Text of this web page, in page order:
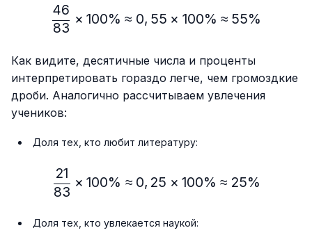
\frac{46}{83} × 100\%
83
46
× 100% ≈ 0, 55 × 100% ≈ 55%
Как видите, десятичные числа и проценты
интерпретировать гораздо легче, чем громоздкие
дроби. Аналогично рассчитываем увлечения
учеников:
Доля тех, кто любит литературу:
\frac{21}{83} × 100\% ≈
83
21
× 100% ≈ 0, 25 × 100% ≈ 25%
Доля тех, кто увлекается наукой: